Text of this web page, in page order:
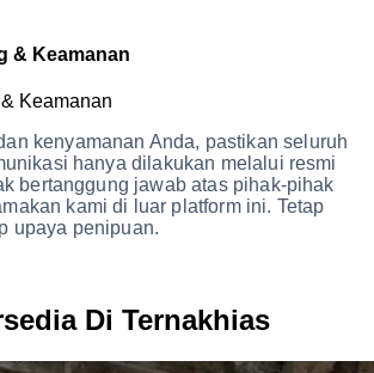
& Keamanan
Keamanan
kenyamanan Anda, pastikan seluruh
hanya dilakukan melalui resmi
bertanggung jawab atas pihak-pihak
kami di luar platform ini. Tetap
upaya penipuan.
Di Ternakhias